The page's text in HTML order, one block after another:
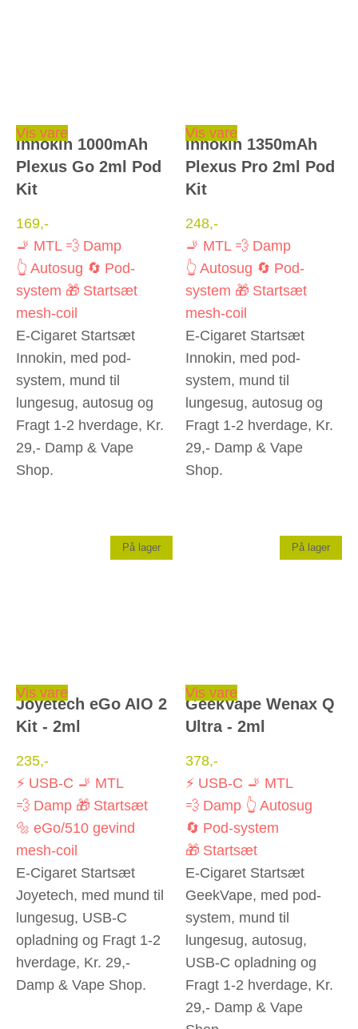
Vis vare
Innokin 1000mAh
Plexus Go 2ml Pod
Kit
169,-
🚬 MTL 💨 Damp
👆 Autosug 🔄 Pod-
system 🎁 Startsæt
mesh-coil
E-Cigaret Startsæt
Innokin, med pod-
system, mund til
lungesug, autosug og
Fragt 1-2 hverdage, Kr.
29,- Damp & Vape
Shop.
Vis vare
Innokin 1350mAh
Plexus Pro 2ml Pod
Kit
248,-
🚬 MTL 💨 Damp
👆 Autosug 🔄 Pod-
system 🎁 Startsæt
mesh-coil
E-Cigaret Startsæt
Innokin, med pod-
system, mund til
lungesug, autosug og
Fragt 1-2 hverdage, Kr.
29,- Damp & Vape
Shop.
På lager
Vis vare
Joyetech eGo AIO 2
Kit - 2ml
235,-
⚡ USB-C 🚬 MTL
💨 Damp 🎁 Startsæt
🔩 eGo/510 gevind
mesh-coil
E-Cigaret Startsæt
Joyetech, med mund til
lungesug, USB-C
opladning og Fragt 1-2
hverdage, Kr. 29,-
Damp & Vape Shop.
På lager
Vis vare
GeekVape Wenax Q
Ultra - 2ml
378,-
⚡ USB-C 🚬 MTL
💨 Damp 👆 Autosug
🔄 Pod-system
🎁 Startsæt
E-Cigaret Startsæt
GeekVape, med pod-
system, mund til
lungesug, autosug,
USB-C opladning og
Fragt 1-2 hverdage, Kr.
29,- Damp & Vape